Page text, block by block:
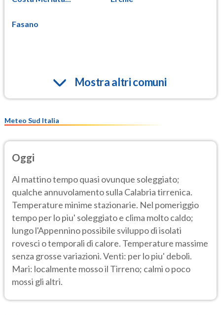
Fasano
Mostra altri comuni
Meteo Sud Italia
Oggi
Al mattino tempo quasi ovunque soleggiato;
qualche annuvolamento sulla Calabria tirrenica.
Temperature minime stazionarie. Nel pomeriggio
tempo per lo piu' soleggiato e clima molto caldo;
lungo l'Appennino possibile sviluppo di isolati
rovesci o temporali di calore. Temperature massime
senza grosse variazioni. Venti: per lo piu' deboli.
Mari: localmente mosso il Tirreno; calmi o poco
mossi gli altri.